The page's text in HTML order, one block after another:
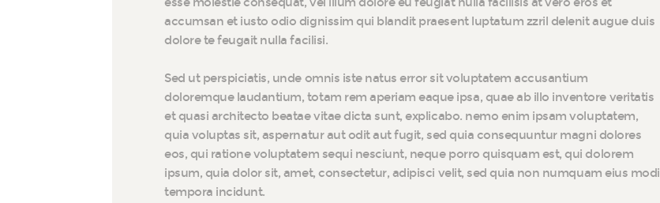
accumsan et iusto odio dignissim qui blandit praesent luptatum zzril delenit augue duis
dolore te feugait nulla facilisi.
Sed ut perspiciatis, unde omnis iste natus error sit voluptatem accusantium
doloremque laudantium, totam rem aperiam eaque ipsa, quae ab illo inventore veritatis
et quasi architecto beatae vitae dicta sunt, explicabo. nemo enim ipsam voluptatem,
quia voluptas sit, aspernatur aut odit aut fugit, sed quia consequuntur magni dolores
eos, qui ratione voluptatem sequi nesciunt, neque porro quisquam est, qui dolorem
ipsum, quia dolor sit, amet, consectetur, adipisci velit, sed quia non numquam eius modi
tempora incidunt.